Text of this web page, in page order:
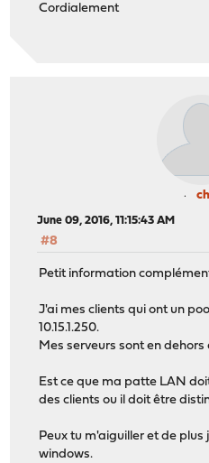
Cordialement
June 09, 2016, 11:15:43 AM
#8
Petit information
J'ai mes clients qui ont un
10.15.1.250.
Mes serveurs sont en dehors
Est ce que ma patte LAN
des clients ou il doit être
Peux tu m'aiguiller et de plus
windows.